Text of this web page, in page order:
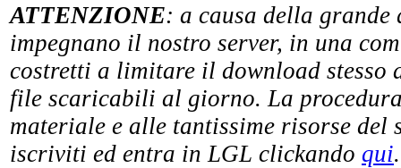
ATTENZIONE: a causa della
impegnano il nostro server, in una
costretti a limitare il download
file scaricabili al giorno. La
materiale e alle tantissime risorse
iscriviti ed entra in LGL clickando qui.